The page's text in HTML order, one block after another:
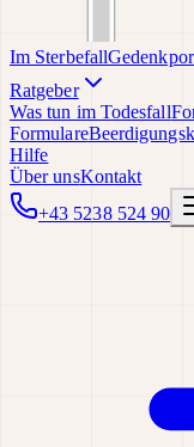
Im Sterbefall
Ratgeber
Was tun im Todesfall
Formulare
Hilfe
Über unsKontakt
+43 5238 524 90